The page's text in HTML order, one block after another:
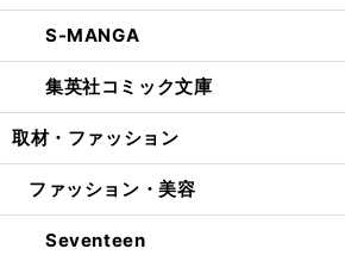
S-MANGA
集英社コミック文庫
取材・ファッション
ファッション・美容
Seventeen